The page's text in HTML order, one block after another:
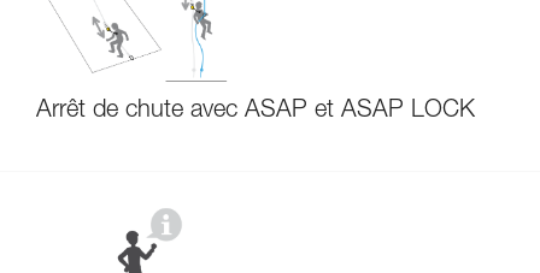
Arrêt de chute avec ASAP et ASAP LOCK